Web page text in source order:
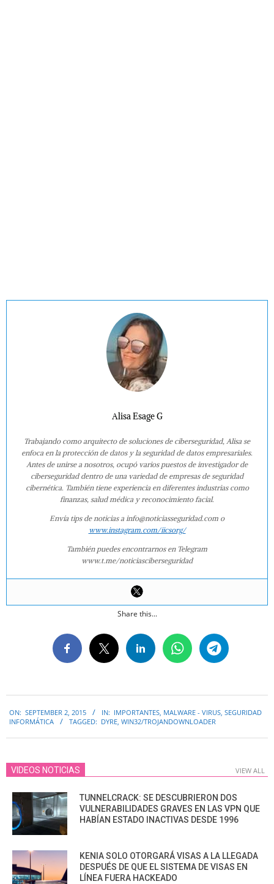
Alisa Esage G
Trabajando como arquitecto de soluciones de ciberseguridad, Alisa se
enfoca en la protección de datos y la seguridad de datos empresariales.
Antes de unirse a nosotros, ocupó varios puestos de investigador de
ciberseguridad dentro de una variedad de empresas de seguridad
cibernética. También tiene experiencia en diferentes industrias como
finanzas, salud médica y reconocimiento facial.
Envía tips de noticias a info@noticiasseguridad.com o
www.instagram.com/iicsorg/
También puedes encontrarnos en Telegram
www.t.me/noticiasciberseguridad
Share this...
09-
ON: SEPTEMBER 2, 2015 IN: IMPORTANTES MALWARE - VIRUS SEGURIDAD
INFORMÁTICA
TAGGED: DYRE WIN32/TROJANDOWNLOADER
VIDEOS NOTICIAS VIEW ALL
TUNNELCRACK: SE DESCUBRIERON DOS
VULNERABILIDADES GRAVES EN LAS VPN QUE
HABÍAN ESTADO INACTIVAS DESDE 1996
KENIA SOLO OTORGARÁ VISAS A LA LLEGADA
DESPUÉS DE QUE EL SISTEMA DE VISAS EN
LÍNEA FUERA HACKEADO